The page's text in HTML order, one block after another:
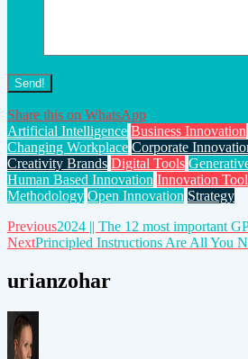
Share this on WhatsApp
Artificial Intelligence Business Innovation
Changing Workplace Corporate
Creativity Brands Digital Tools
Human Based Innovation Innovation Tool
Methodology Open Innovation Strategy
Post
navigation
Previous2024 || The 12 most important
NextPrincipled Instructions Are All You
urianzohar